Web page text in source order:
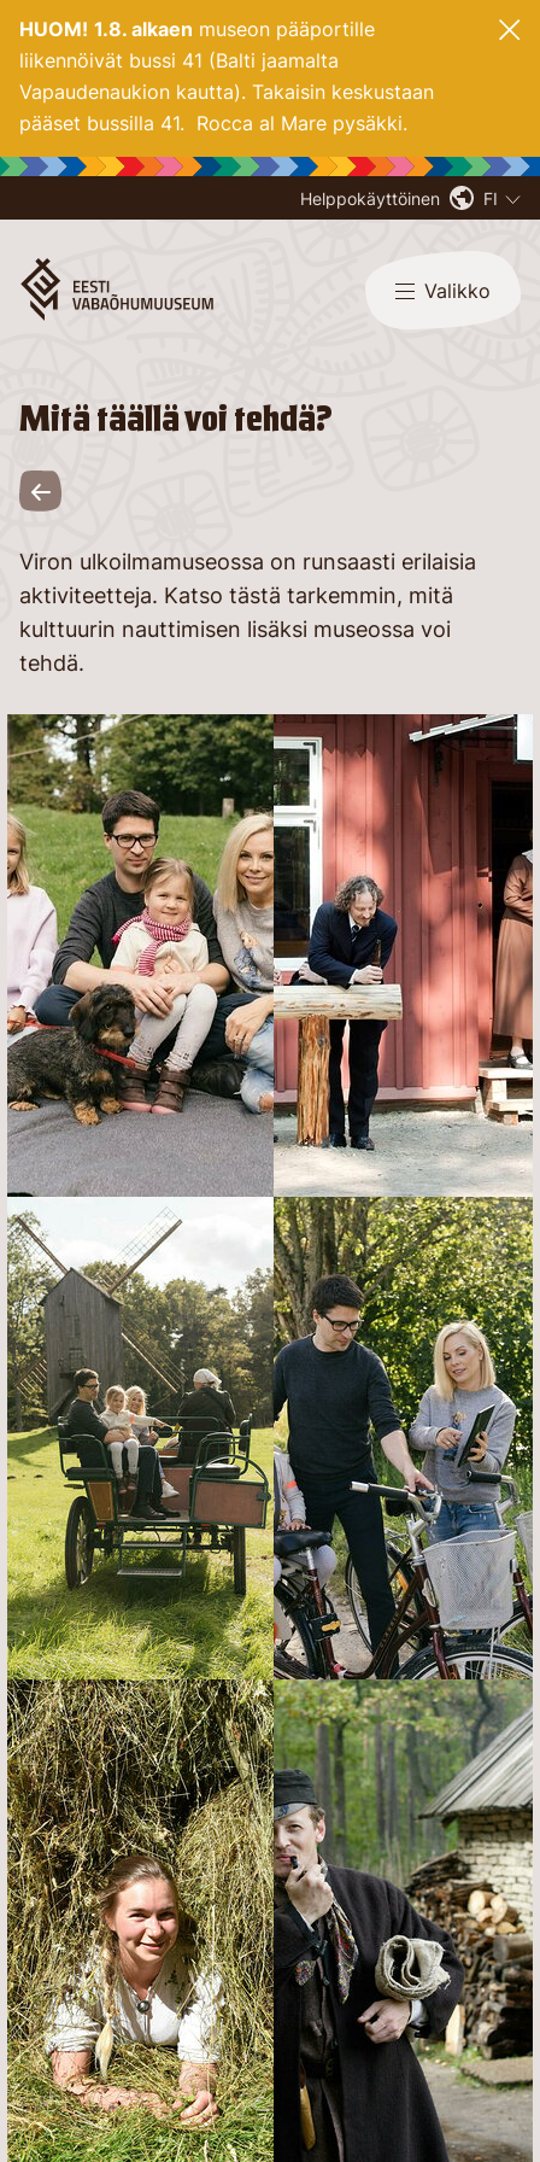
HUOM! 1.8. alkaen museon pääportille
liikennöivät bussi 41 (Balti jaamalta
Vapaudenaukion kautta). Takaisin keskustaan
pääset bussilla 41. Rocca al Mare pysäkki.
Helppokäyttöinen FI
Valikko
Mitä täällä voi tehdä?
Viron ulkoilmamuseossa on runsaasti erilaisia
aktiviteetteja. Katso tästä tarkemmin, mitä
kulttuurin nauttimisen lisäksi museossa voi
tehdä.